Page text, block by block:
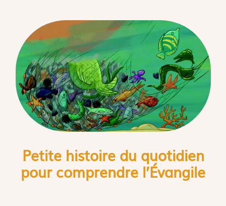
Petite histoire du quotidien
pour comprendre l’Évangile